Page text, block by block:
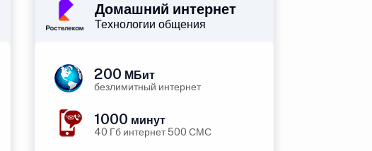
Домашний интернет
Технологии общения
200 МБит
безлимитный интернет
1000 минут
40 Гб интернет 500 СМС